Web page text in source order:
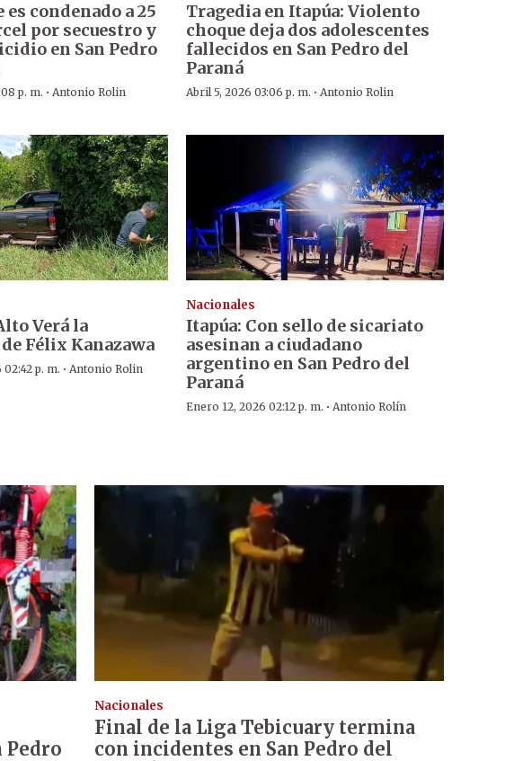
condenado a 25
por secuestro y
en San Pedro
p. m. · Antonio Rolin
Tragedia en Itapúa: Violento
choque deja dos adolescentes
fallecidos en San Pedro del
Paraná
Abril 5, 2026 03:06 p. m. · Antonio Rolin
Verá la
Félix Kanazawa
p. m. · Antonio Rolin
Nacionales
Itapúa: Con sello de sicariato
asesinan a ciudadano
argentino en San Pedro del
Paraná
Enero 12, 2026 02:12 p. m. · Antonio Rolín
Pedro
Nacionales
Final de la Liga Tebicuary termina
con incidentes en San Pedro del